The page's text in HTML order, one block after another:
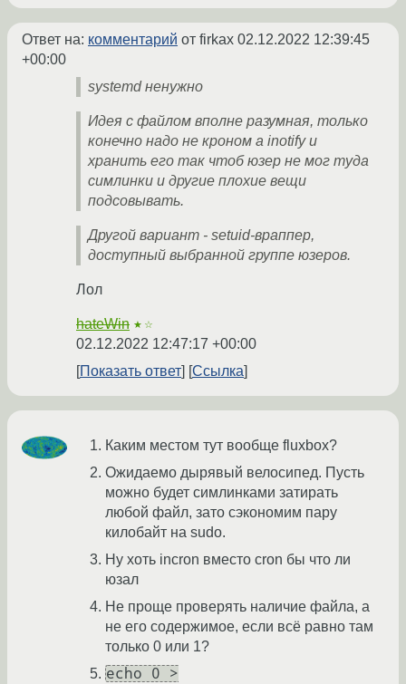
Ответ на: комментарий от firkax 02.12.2022 12:39:45
+00:00
systemd ненужно
Идея с файлом вполне разумная, только
конечно надо не кроном а inotify и
хранить его так чтоб юзер не мог туда
симлинки и другие плохие вещи
подсовывать.
Другой вариант - setuid-враппер,
доступный выбранной группе юзеров.
Лол
hateWin ★☆
02.12.2022 12:47:17 +00:00
Показать ответ
Ссылка
Каким местом тут вообще fluxbox?
Ожидаемо дырявый велосипед. Пусть
можно будет симлинками затирать
любой файл, зато сэкономим пару
килобайт на sudo.
Ну хоть incron вместо cron бы что ли
юзал
Не проще проверять наличие файла, а
не его содержимое, если всё равно там
только 0 или 1?
echo 0 >